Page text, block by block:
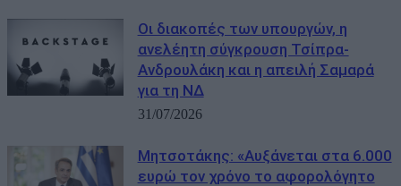
Οι διακοπές των υπουργών, η
ανελέητη σύγκρουση Τσίπρα-
Ανδρουλάκη και η απειλή Σαμαρά
για τη ΝΔ
31/07/2026
Μητσοτάκης: «Αυξάνεται στα 6.000
ευρώ τον χρόνο το αφορολόγητο